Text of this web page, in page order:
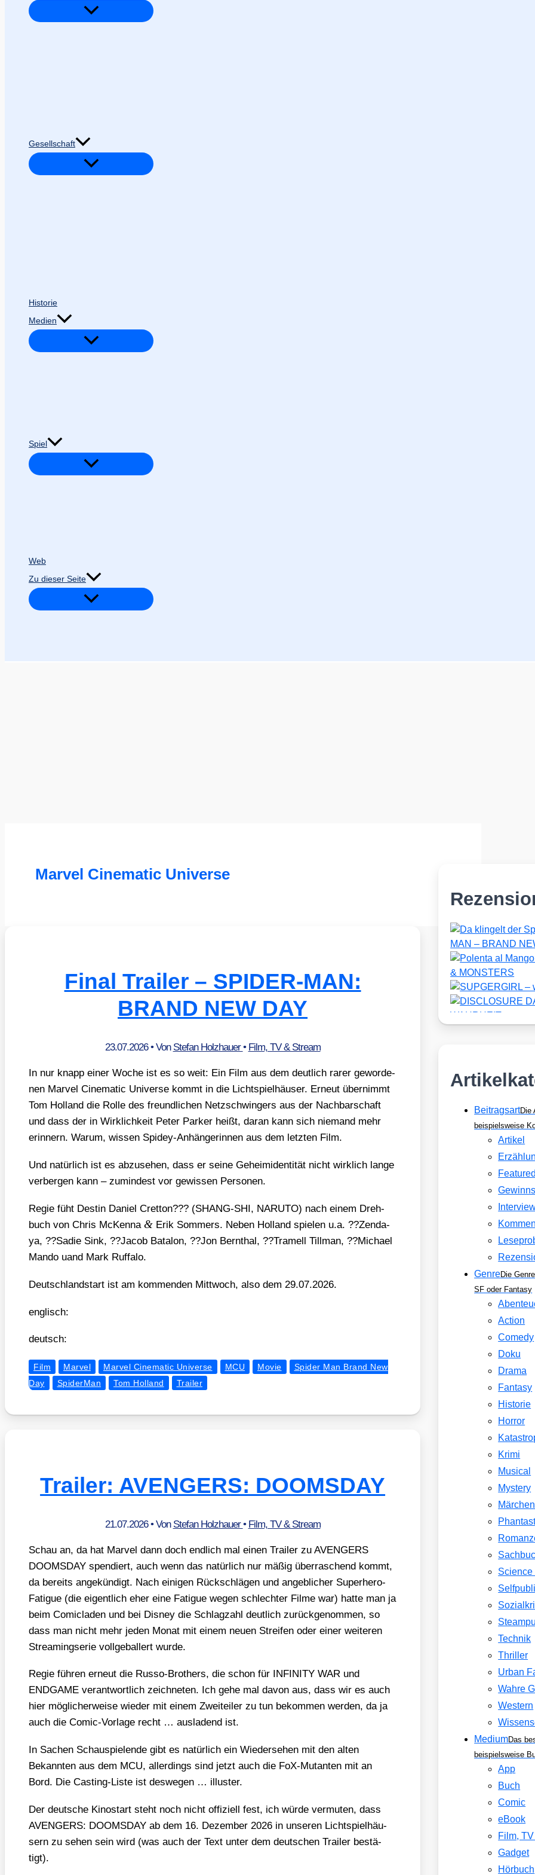
Gesellschaft
Historie
Medien
Spiel
Web
Zu dieser Seite
Marvel Cinematic Universe
Final Trailer – SPIDER-MAN:
BRAND NEW DAY
23.07.2026• Von Stefan Holzhauer• Film, TV & Stream
In nur knapp einer Woche ist es so weit: Ein Film aus dem deut­lich rarer gewor­de­
nen Mar­vel Cine­ma­tic Uni­ver­se kommt in die Licht­spiel­häu­ser. Erneut über­nimmt
Tom Hol­land die Rol­le des freund­li­chen Netz­schwin­gers aus der Nach­bar­schaft
und dass der in Wirk­lich­keit Peter Par­ker heißt, dar­an kann sich nie­mand mehr
erin­nern. War­um, wis­sen Spi­dey-Anhän­ge­rin­nen aus dem letz­ten Film.
Und natür­lich ist es abzu­se­hen, dass er sei­ne Geheim­iden­ti­tät nicht wirk­lich lan­ge
ver­ber­gen kann – zumin­dest vor gewis­sen Per­so­nen.
Regie füht Destin Dani­el Cret­ton??? (SHANG-SHI, NARUTO) nach einem Dreh­
buch von Chris McKen­na & Erik Som­mers. Neben Hol­land spie­len u.a. ??Zen­da­
ya, ??Sadie Sink, ??Jacob Bata­lon, ??Jon Bern­thal, ??Tra­mell Till­man, ??Micha­el
Man­do uand Mark Ruf­fa­lo.
Deutsch­land­start ist am kom­men­den Mitt­woch, also dem 29.07.2026.
eng­lisch:
deutsch:
Film Marvel Marvel Cinematic Universe MCU Movie
Spider Man Brand New
Day
SpiderMan Tom Holland Trailer
Trailer: AVENGERS: DOOMSDAY
21.07.2026• Von Stefan Holzhauer• Film, TV & Stream
Schau an, da hat Mar­vel dann doch end­lich mal einen Trai­ler zu AVENGERS
DOOMSDAY spen­diert, auch wenn das natür­lich nur mäßig über­ra­schend kommt,
da bereits ange­kün­digt. Nach eini­gen Rück­schlä­gen und angeb­li­cher Super­he­ro-
Fati­gue (die eigent­lich eher eine Fati­gue wegen schlech­ter Fil­me war) hat­te man ja
beim Comic­la­den und bei Dis­ney die Schlag­zahl deut­lich zurück­ge­nom­men, so
dass man nicht mehr jeden Monat mit einem neu­en Strei­fen oder einer wei­te­ren
Strea­ming­se­rie voll­ge­bal­lert wur­de.
Regie füh­ren erneut die Rus­so-Brot­hers, die schon für INFINITY WAR und
ENDGAME ver­ant­wort­lich zeich­ne­ten. Ich gehe mal davon aus, dass wir es auch
hier mög­li­cher­wei­se wie­der mit einem Zwei­tei­ler zu tun bekom­men wer­den, da ja
auch die Comic-Vor­la­ge recht … aus­la­dend ist.
In Sachen Schau­spie­len­de gibt es natür­lich ein Wie­der­se­hen mit den alten
Bekann­ten aus dem MCU, aller­dings sind jetzt auch die FoX-Mutan­ten mit an
Bord. Die Cas­ting-Lis­te ist des­we­gen … illus­ter.
Der deut­sche Kino­start steht noch nicht offi­zi­ell fest, ich wür­de ver­mu­ten, dass
AVENGERS: DOOMSDAY ab dem 16. Dezem­ber 2026 in unse­ren Licht­spiel­häu­
sern zu sehen sein wird (was auch der Text unter dem deut­schen Trai­ler bestä­
tigt).
BeitragsartDie
beispielsweise
Artikel
GenreDie
SF oder Fantasy
Action
Comedy
Doku
Drama
Fantasy
Historie
Horror
Krimi
Musical
Mystery
Märchen
Science
Technik
Thriller
Urban
Wahre
Western
MediumDas
beispielsweise
App
Buch
Comic
eBook
Film,
Gadget
Hörbuch